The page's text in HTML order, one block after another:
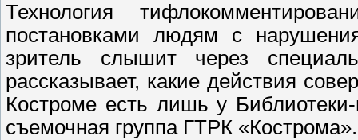
Технология
постановками людям с
зритель слышит через
рассказывает, какие действия
Костроме есть лишь у
съемочная группа ГТРК